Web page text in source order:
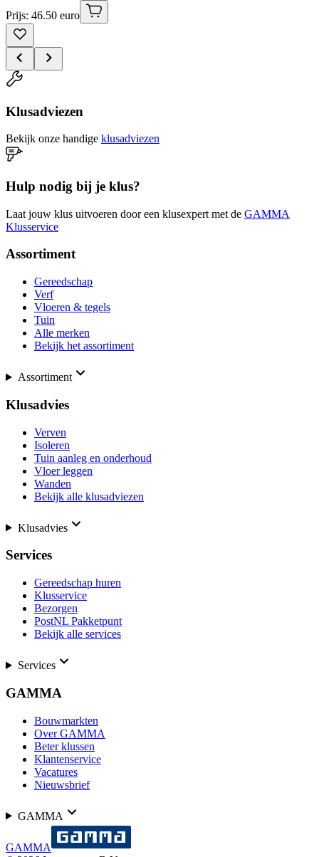
Prijs: 46.50 euro
Klusadviezen
Bekijk onze handige klusadviezen
Hulp nodig bij je klus?
Laat jouw klus uitvoeren door een klusexpert met de GAMMA
Klusservice
Assortiment
Gereedschap
Verf
Vloeren & tegels
Tuin
Alle merken
Bekijk het assortiment
Assortiment
Klusadvies
Verven
Isoleren
Tuin aanleg en onderhoud
Vloer leggen
Wanden
Bekijk alle klusadviezen
Klusadvies
Services
Gereedschap huren
Klusservice
Bezorgen
PostNL Pakketpunt
Bekijk alle services
Services
GAMMA
Bouwmarkten
Over GAMMA
Beter klussen
Klantenservice
Vacatures
Nieuwsbrief
GAMMA
GAMMA